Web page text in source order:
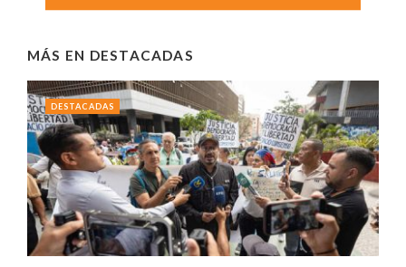
MÁS EN DESTACADAS
DESTACADAS